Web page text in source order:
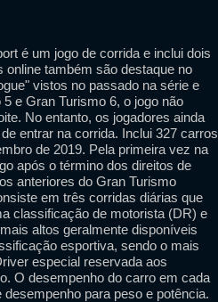
é um jogo de corrida e inclui dois
online também são destaque no
vistos no passado na série e
e Gran Turismo 6, o jogo não
No entanto, os jogadores ainda
entrar na corrida. Inclui 327 carros
de 2019. Pela primeira vez na
após o término dos direitos de
anteriores do Gran Turismo
em três corridas diárias que
classificação de motorista (DR) e
altos geralmente disponíveis
esportiva, sendo o mais
especial reservada aos
O desempenho do carro em cada
para peso e potência.